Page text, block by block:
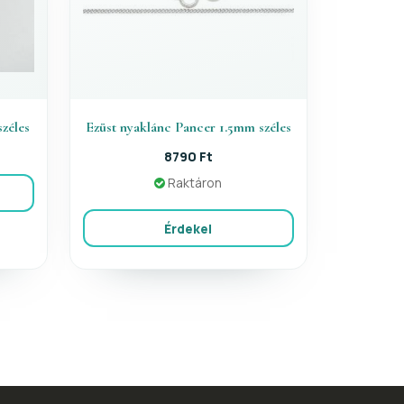
Ezüst nyaklánc Pancer 1.5mm széles
8790 Ft
Raktáron
Érdekel